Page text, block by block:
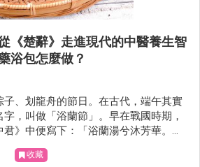
《楚辭》走進現代的中醫養生智
浴包怎麼做？
子、划龍舟的節日。在古代，端午其實
，叫做「浴蘭節」。早在戰國時期，
》中便寫下：「浴蘭湯兮沐芳華。」
：「五月五日，蓄蘭為沐浴。」可見端
，至少已流傳兩千年以上。
收藏